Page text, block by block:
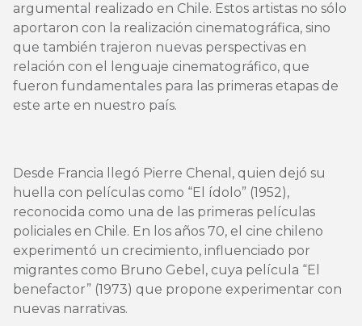
argumental realizado en Chile. Estos artistas no sólo
aportaron con la realización cinematográfica, sino
que también trajeron nuevas perspectivas en
relación con el lenguaje cinematográfico, que
fueron fundamentales para las primeras etapas de
este arte en nuestro país.
Desde Francia llegó Pierre Chenal, quien dejó su
huella con películas como “El ídolo” (1952),
reconocida como una de las primeras películas
policiales en Chile. En los años 70, el cine chileno
experimentó un crecimiento, influenciado por
migrantes como Bruno Gebel, cuya película “El
benefactor” (1973) que propone experimentar con
nuevas narrativas.